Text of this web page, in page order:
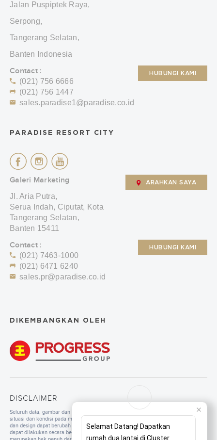
Jalan Puspiptek Raya,
Serpong,
Tangerang Selatan,
Banten Indonesia
Contact :
(021) 756 6666
(021) 756 1447
sales.paradise1@paradise.co.id
HUBUNGI KAMI
PARADISE RESORT CITY
Galeri Marketing
Jl. Aria Putra,
Serua Indah, Ciputat, Kota
Tangerang Selatan,
Banten 15411
ARAHKAN SAYA
Contact :
(021) 7463-1000
(021) 6471 6240
sales.pr@paradise.co.id
HUBUNGI KAMI
DIKEMBANGKAN OLEH
DISCLAIMER
Seluruh data, gambar dan tulisan yang tercantum di dalam website merupakan
situasi dan kondisi pada masa persiapan. Untuk pengembangan mutu, spesifikasi
dan design dapat berubah sewaktu-waktu tanpa pemberitahuan. Pembangunan
dapat dilakukan secara bertahap sesuai dengan tahapan dan perencanaan yang
Selamat Datang! Dapatkan
rumah dua lantai di Cluster